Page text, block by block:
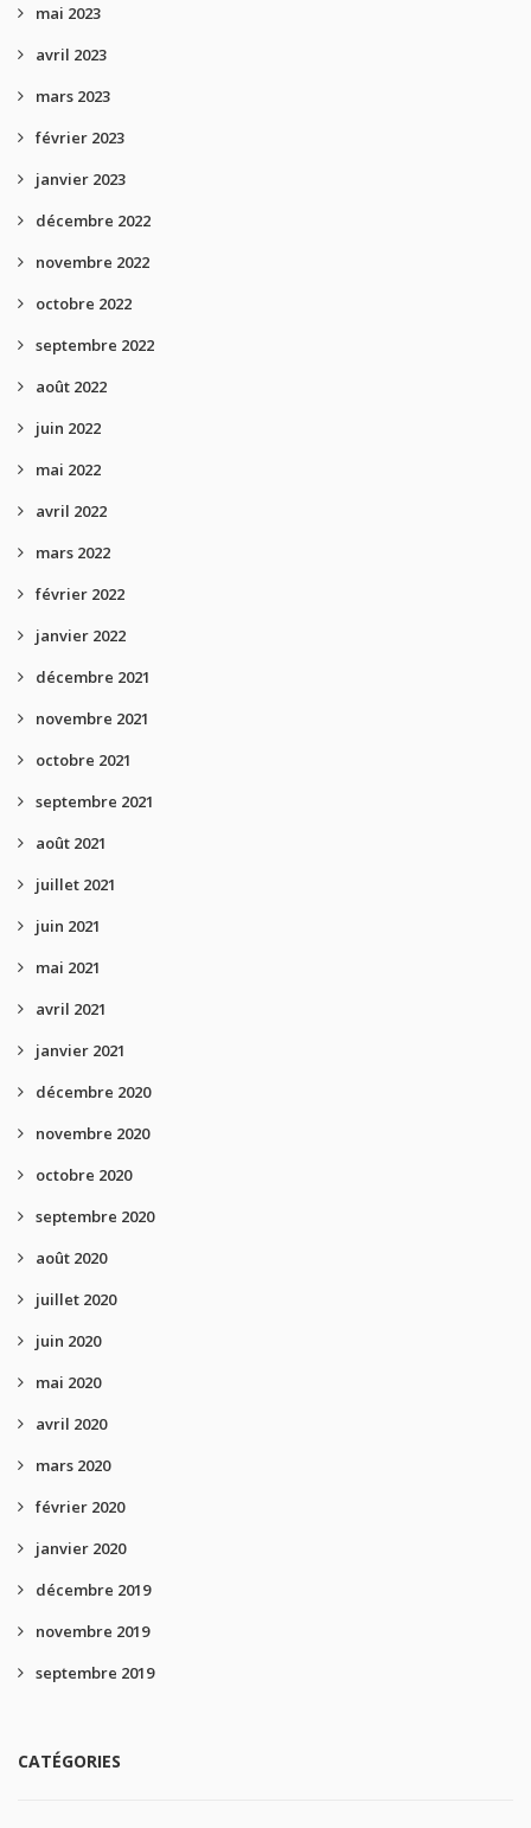
mai 2023
avril 2023
mars 2023
février 2023
janvier 2023
décembre 2022
novembre 2022
octobre 2022
septembre 2022
août 2022
juin 2022
mai 2022
avril 2022
mars 2022
février 2022
janvier 2022
décembre 2021
novembre 2021
octobre 2021
septembre 2021
août 2021
juillet 2021
juin 2021
mai 2021
avril 2021
janvier 2021
décembre 2020
novembre 2020
octobre 2020
septembre 2020
août 2020
juillet 2020
juin 2020
mai 2020
avril 2020
mars 2020
février 2020
janvier 2020
décembre 2019
novembre 2019
septembre 2019
CATÉGORIES